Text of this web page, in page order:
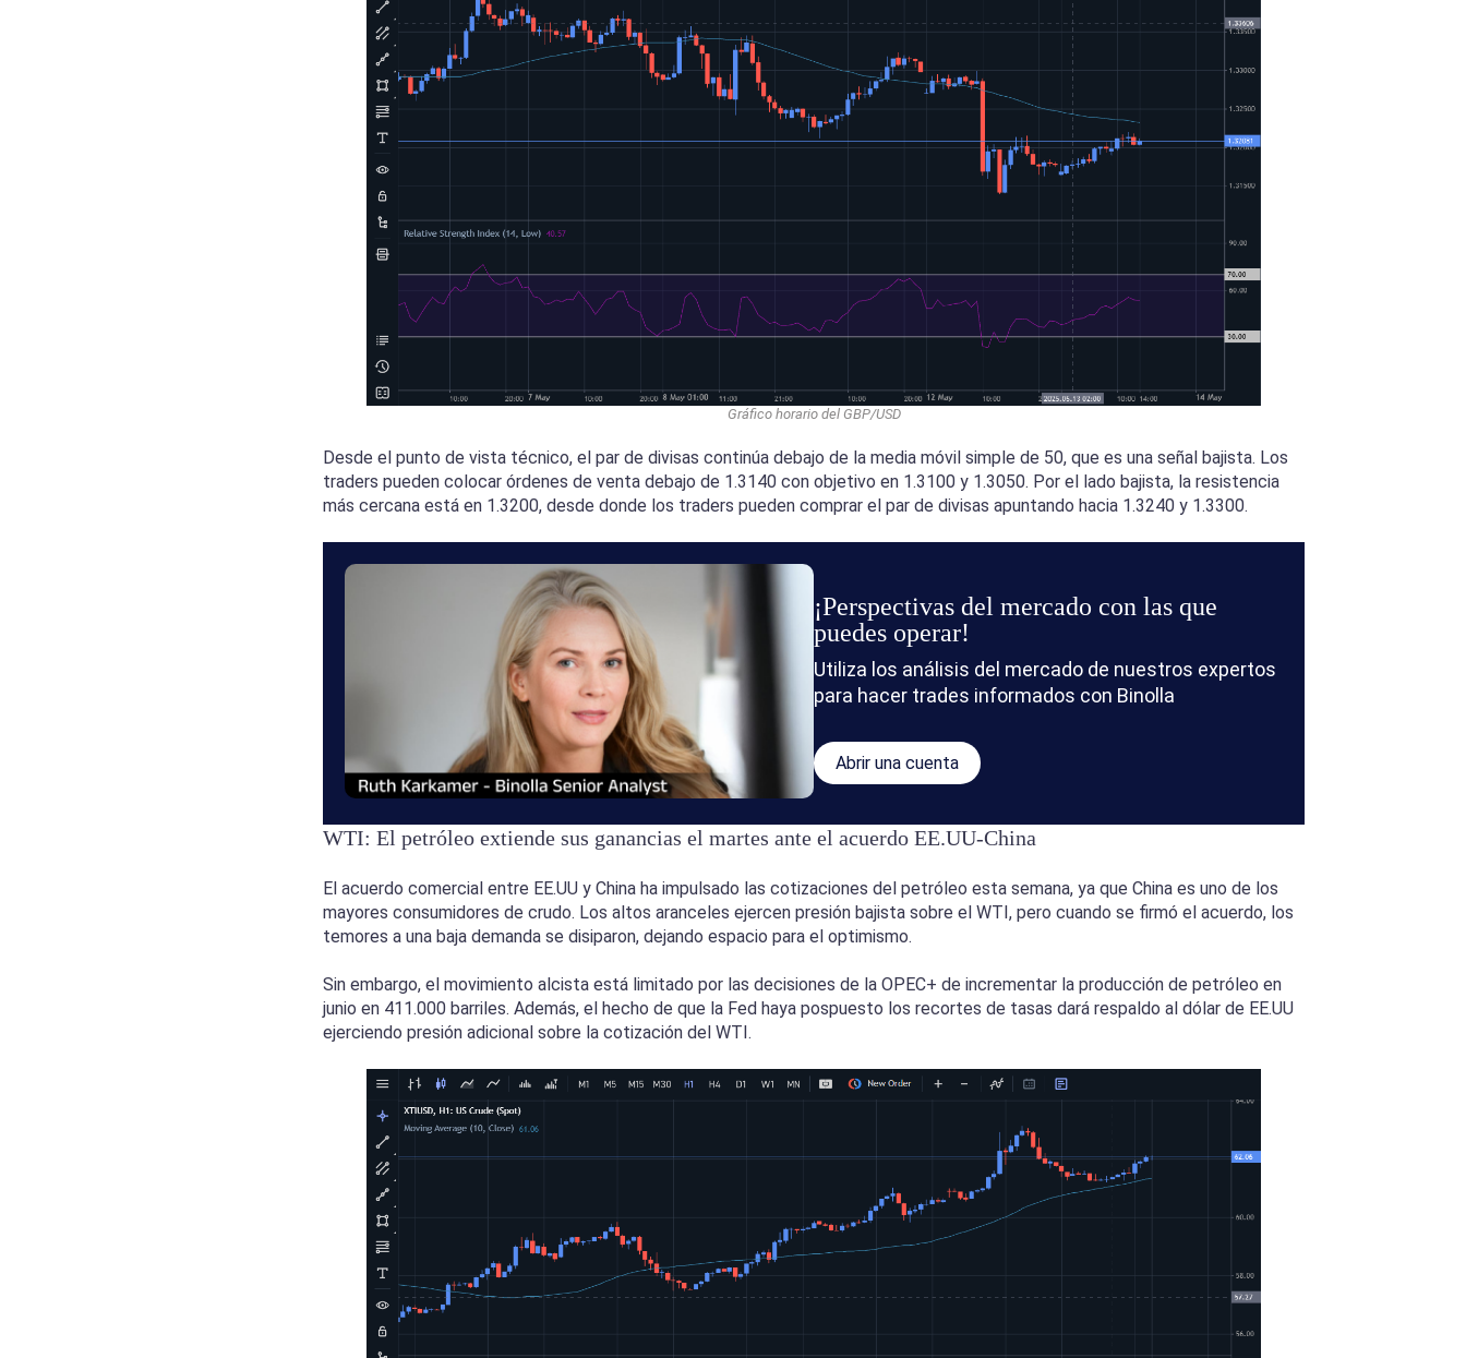
Gráfico horario del GBP/USD
Desde el punto de vista técnico, el par de divisas continúa debajo de la media móvil simple de 50, que es una señal bajista. Los
traders pueden colocar órdenes de venta debajo de 1.3140 con objetivo en 1.3100 y 1.3050. Por el lado bajista, la resistencia
más cercana está en 1.3200, desde donde los traders pueden comprar el par de divisas apuntando hacia 1.3240 y 1.3300.
¡Perspectivas del mercado con las que
puedes operar!
Utiliza los análisis del mercado de nuestros expertos
para hacer trades informados con Binolla
Abrir una cuenta
WTI: El petróleo extiende sus ganancias el martes ante el acuerdo EE.UU-China
El acuerdo comercial entre EE.UU y China ha impulsado las cotizaciones del petróleo esta semana, ya que China es uno de los
mayores consumidores de crudo. Los altos aranceles ejercen presión bajista sobre el WTI, pero cuando se firmó el acuerdo, los
temores a una baja demanda se disiparon, dejando espacio para el optimismo.
Sin embargo, el movimiento alcista está limitado por las decisiones de la OPEC+ de incrementar la producción de petróleo en
junio en 411.000 barriles. Además, el hecho de que la Fed haya pospuesto los recortes de tasas dará respaldo al dólar de EE.UU
ejerciendo presión adicional sobre la cotización del WTI.